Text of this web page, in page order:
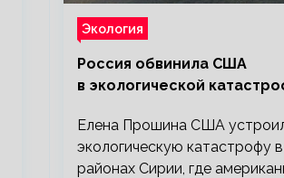
Экология
Россия обвинила США
в экологической
Елена Прошина США
экологическую катастрофу
районах Сирии, где